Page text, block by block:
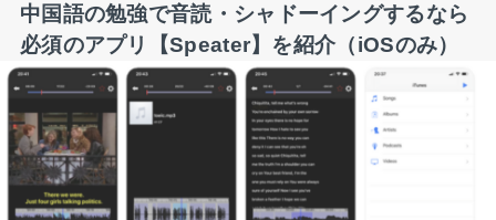
中国語の勉強で音読・シャドーイングするなら
必須のアプリ【Speater】を紹介（iOSのみ）